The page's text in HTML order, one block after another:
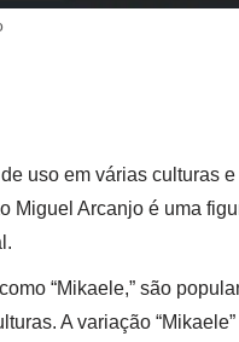
uso em várias culturas
Miguel Arcanjo é uma
“Mikaele,” são
A variação